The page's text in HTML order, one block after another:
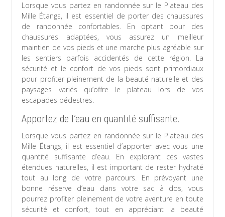
Lorsque vous partez en randonnée sur le Plateau des
Mille Étangs, il est essentiel de porter des chaussures
de randonnée confortables. En optant pour des
chaussures adaptées, vous assurez un meilleur
maintien de vos pieds et une marche plus agréable sur
les sentiers parfois accidentés de cette région. La
sécurité et le confort de vos pieds sont primordiaux
pour profiter pleinement de la beauté naturelle et des
paysages variés qu’offre le plateau lors de vos
escapades pédestres.
Apportez de l’eau en quantité suffisante.
Lorsque vous partez en randonnée sur le Plateau des
Mille Étangs, il est essentiel d’apporter avec vous une
quantité suffisante d’eau. En explorant ces vastes
étendues naturelles, il est important de rester hydraté
tout au long de votre parcours. En prévoyant une
bonne réserve d’eau dans votre sac à dos, vous
pourrez profiter pleinement de votre aventure en toute
sécurité et confort, tout en appréciant la beauté